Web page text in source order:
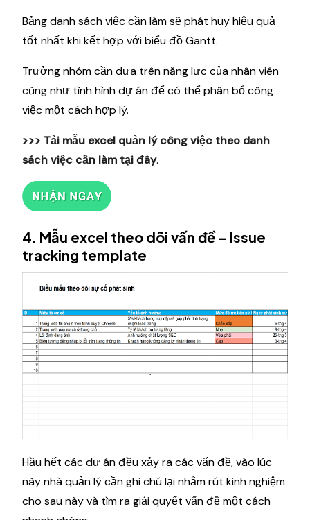
Bảng danh sách việc cần làm sẽ phát huy hiệu quả
tốt nhất khi kết hợp với biểu đồ Gantt.
Trưởng nhóm cần dựa trên năng lực của nhân viên
cũng như tình hình dự án để có thể phân bổ công
việc một cách hợp lý.
>>> Tải mẫu excel quản lý công việc theo danh
sách việc cần làm tại đây.
4. Mẫu excel theo dõi vấn đề - Issue
tracking template
Hầu hết các dự án đều xảy ra các vấn đề, vào lúc
này nhà quản lý cần ghi chú lại nhằm rút kinh nghiệm
cho sau này và tìm ra giải quyết vấn đề một cách